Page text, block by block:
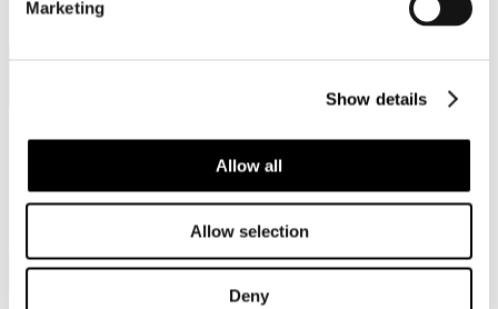
Marketing
Show details
Allow all
Allow selection
Deny
Fax. +39 06-591.0876
Sei qui:
Assocarta partner di FestAmbiente, l'Ecofestival di
Legambiente dal 19 al 23 agosto a Ripescia (GR)